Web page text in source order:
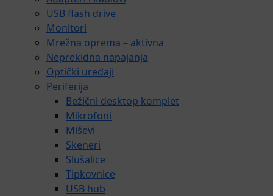
USB flash drive
Monitori
Mrežna oprema – aktivna
Neprekidna napajanja
Optički uređaji
Periferija
Bežični desktop komplet
Mikrofoni
Miševi
Skeneri
Slušalice
Tipkovnice
USB hub